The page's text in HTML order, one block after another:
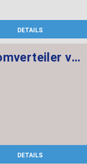
DETAILS
Stromverteiler vorne
DETAILS